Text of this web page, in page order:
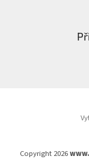
Copyright 2026